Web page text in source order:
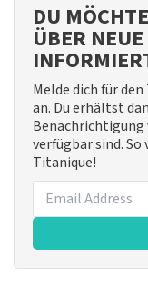
DU
ÜBER
Melde dich für
an. Du erhältst
Benachrichtigung
verfügbar sind. So
Titanique!